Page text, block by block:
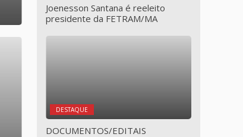
Joenesson Santana é reeleito
presidente da FETRAM/MA
DESTAQUE
DOCUMENTOS/EDITAIS